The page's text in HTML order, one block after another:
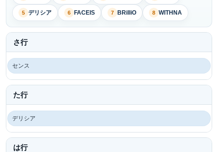
5 デリシア 6 FACEIS 7 BRilliO 8 WITHNA
さ行
センス
た行
デリシア
は行